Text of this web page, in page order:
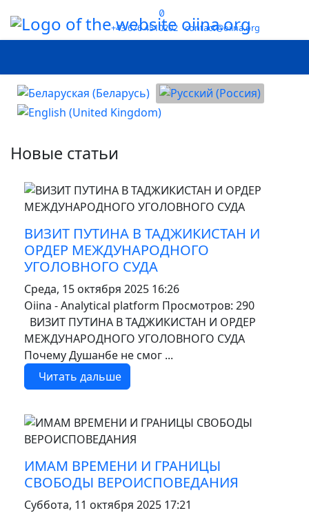
+43 676 4510202 contact@oiina.org
Выберите язык
Новые статьи
ВИЗИТ ПУТИНА В ТАДЖИКИСТАН И
ОРДЕР МЕЖДУНАРОДНОГО
УГОЛОВНОГО СУДА
Среда, 15 октября 2025 16:26
Oiina - Analytical platform Просмотров: 290
ВИЗИТ ПУТИНА В ТАДЖИКИСТАН И ОРДЕР
МЕЖДУНАРОДНОГО УГОЛОВНОГО СУДА
Почему Душанбе не смог ...
Читать дальше
ИМАМ ВРЕМЕНИ И ГРАНИЦЫ
СВОБОДЫ ВЕРОИСПОВЕДАНИЯ
Суббота, 11 октября 2025 17:21